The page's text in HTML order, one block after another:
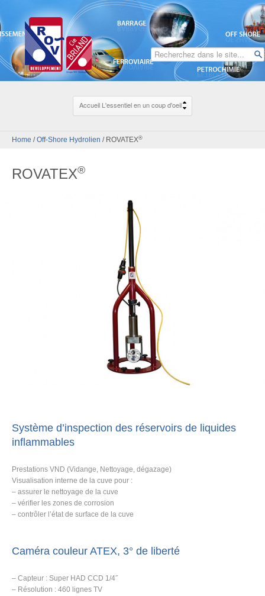
Home /Off-Shore Hydrolien / ROVATEX®
ROVATEX®
Système d’inspection des réservoirs de liquides
inflammables
Prestations VND (Vidange, Nettoyage, dégazage)
Visualisation interne de la cuve pour :
– assurer le nettoyage de la cuve
– vérifier les zones de corrosion
– contrôler l’état de surface de la cuve
Caméra couleur ATEX, 3° de liberté
– Capteur : Super HAD CCD 1/4˝
– Résolution : 460 lignes TV